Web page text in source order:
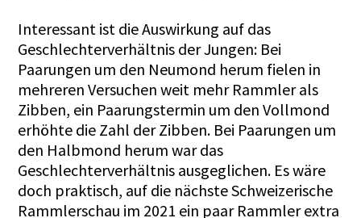
Interessant ist die Auswirkung auf das
Geschlechterverhältnis der Jungen: Bei
Paarungen um den Neumond herum fielen in
mehreren Versuchen weit mehr Rammler als
Zibben, ein Paarungstermin um den Vollmond
erhöhte die Zahl der Zibben. Bei Paarungen um
den Halbmond herum war das
Geschlechterverhältnis ausgeglichen. Es wäre
doch praktisch, auf die nächste Schweizerische
Rammlerschau im 2021 ein paar Rammler extra